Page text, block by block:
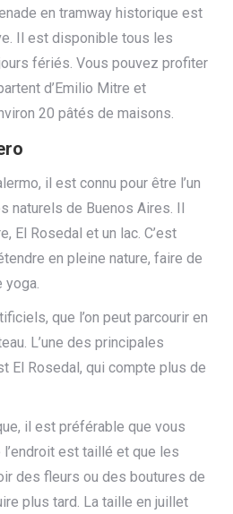
en tramway historique est
Il est disponible tous les
fériés. Vous pouvez profiter
d’Emilio Mitre et
20 pâtés de maisons.
il est connu pour être l’un
naturels de Buenos Aires. Il
El Rosedal et un lac. C’est
en pleine nature, faire de
yoga.
que l’on peut parcourir en
L’une des principales
El Rosedal, qui compte plus de
il est préférable que vous
est taillé et que les
des fleurs ou des boutures de
plus tard. La taille en juillet